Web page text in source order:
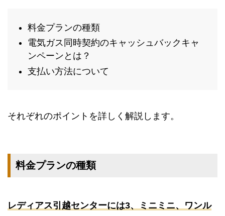
料金プランの種類
電気ガス同時契約のキャッシュバックキャ
ンペーンとは？
支払い方法について
それぞれのポイントを詳しく解説します。
料金プランの種類
レディアス引越センターには3、ミニミニ、ワンル